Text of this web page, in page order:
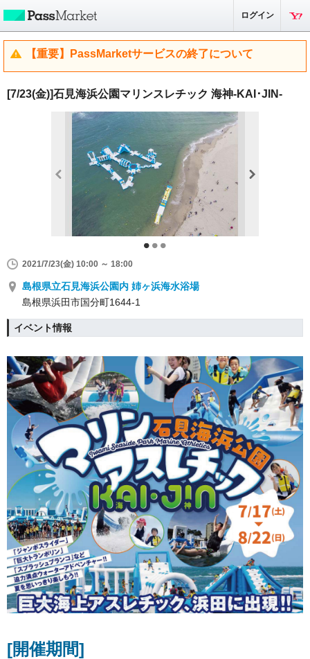
ログイン
【重要】PassMarketサービスの終了について
[7/23(金)]石見海浜公園マリンスレチック 海神-KAI･JIN-
2021/7/23(金) 10:00 ～ 18:00
島根県立石見海浜公園内 姉ヶ浜海水浴場
島根県浜田市国分町1644-1
イベント情報
[開催期間]